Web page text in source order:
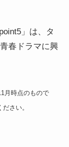
」は、タ
春ドラマに興
月時点のもので
さい。